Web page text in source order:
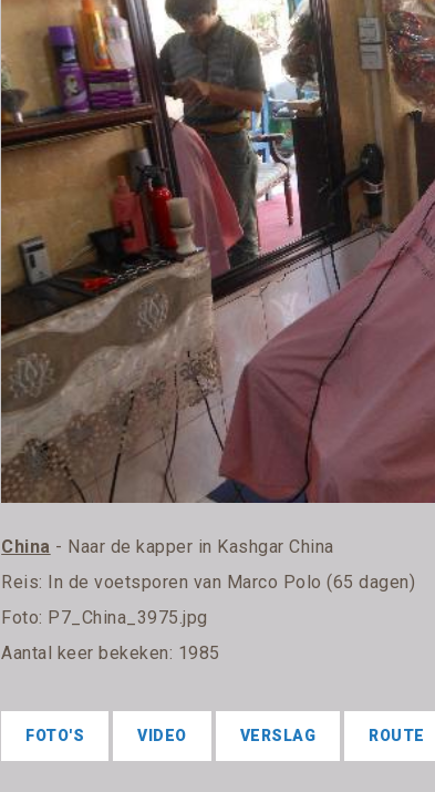
China - Naar de kapper in Kashgar China
Reis: In de voetsporen van Marco Polo (65 dagen)
Foto: P7_China_3975.jpg
Aantal keer bekeken: 1985
FOTO'S VIDEO VERSLAG ROUTE